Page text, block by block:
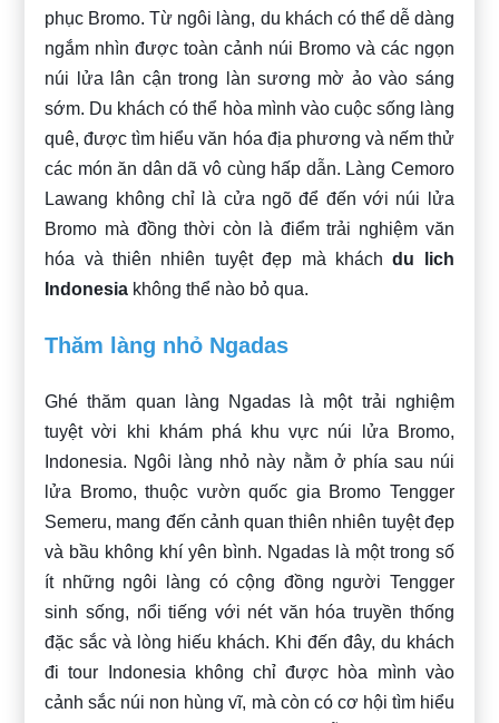
phục Bromo. Từ ngôi làng, du khách có thể dễ dàng
ngắm nhìn được toàn cảnh núi Bromo và các ngọn
núi lửa lân cận trong làn sương mờ ảo vào sáng
sớm. Du khách có thể hòa mình vào cuộc sống làng
quê, được tìm hiểu văn hóa địa phương và nếm thử
các món ăn dân dã vô cùng hấp dẫn. Làng Cemoro
Lawang không chỉ là cửa ngõ để đến với núi lửa
Bromo mà đồng thời còn là điểm trải nghiệm văn
hóa và thiên nhiên tuyệt đẹp mà kháchdu lich
Indonesia không thể nào bỏ qua.
Thăm làng nhỏ Ngadas
Ghé thăm quan làng Ngadas là một trải nghiệm
tuyệt vời khi khám phá khu vực núi lửa Bromo,
Indonesia. Ngôi làng nhỏ này nằm ở phía sau núi
lửa Bromo, thuộc vườn quốc gia Bromo Tengger
Semeru, mang đến cảnh quan thiên nhiên tuyệt đẹp
và bầu không khí yên bình. Ngadas là một trong số
ít những ngôi làng có cộng đồng người Tengger
sinh sống, nổi tiếng với nét văn hóa truyền thống
đặc sắc và lòng hiếu khách. Khi đến đây, du khách
đi tour Indonesia không chỉ được hòa mình vào
cảnh sắc núi non hùng vĩ, mà còn có cơ hội tìm hiểu